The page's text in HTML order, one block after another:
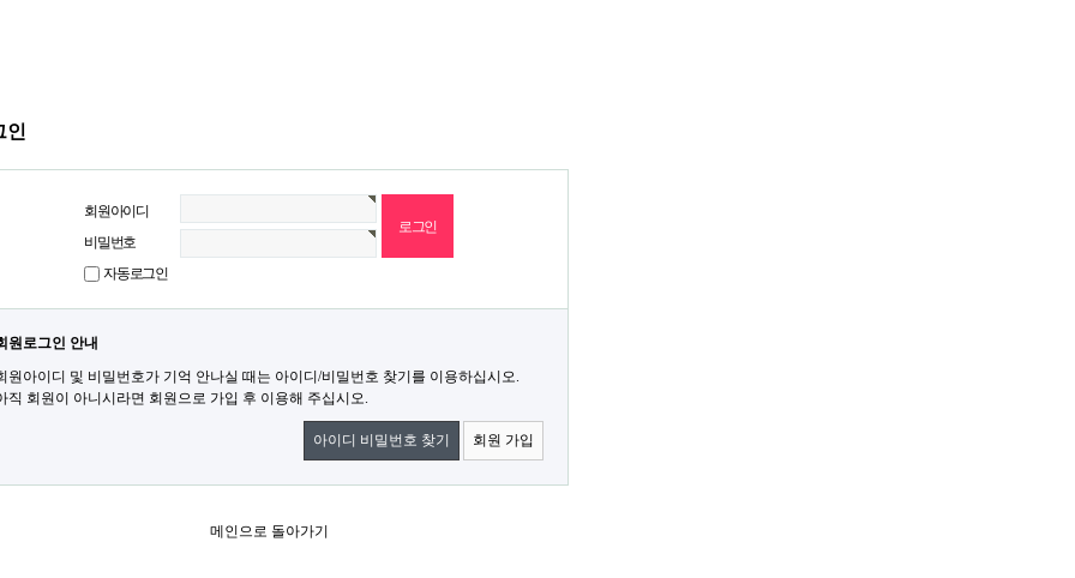
인
회원아이디
비밀번호
자동로그인
원로그인 안내
원아이디 및 비밀번호가 기억 안나실 때는 아이디/비밀번호 찾기를 이용하십시오.
직 회원이 아니시라면 회원으로 가입 후 이용해 주십시오.
아이디 비밀번호 찾기 회원 가입
메인으로 돌아가기